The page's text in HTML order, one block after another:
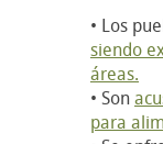
• Los
siendo
áreas.
• Son
para